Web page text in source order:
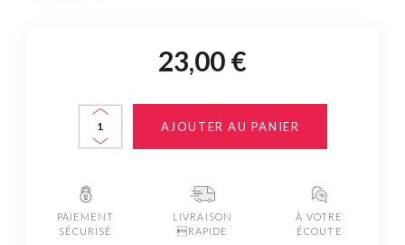
23,00 €
AJOUTER AU PANIER
PAIEMENT
SÉCURISÉ
LIVRAISON
RAPIDE
À VOTRE
ÉCOUTE